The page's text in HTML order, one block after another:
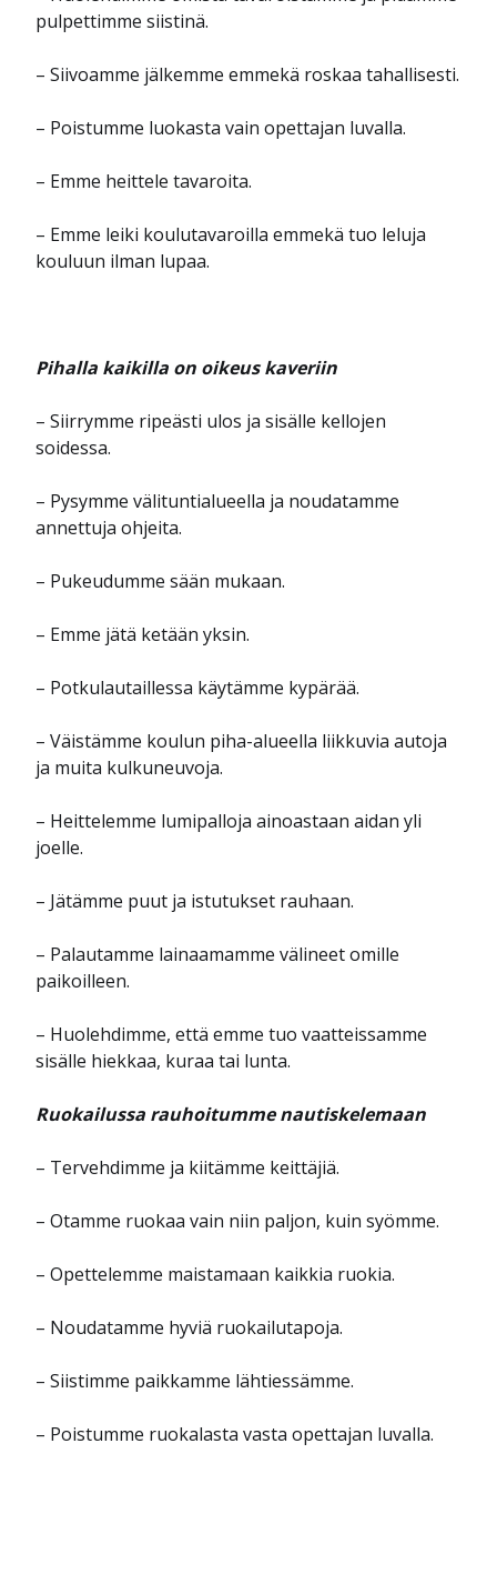
pulpettimme siistinä.
– Siivoamme jälkemme emmekä roskaa tahallisesti.
– Poistumme luokasta vain opettajan luvalla.
– Emme heittele tavaroita.
– Emme leiki koulutavaroilla emmekä tuo leluja
kouluun ilman lupaa.
Pihalla kaikilla on oikeus kaveriin
– Siirrymme ripeästi ulos ja sisälle kellojen
soidessa.
– Pysymme välituntialueella ja noudatamme
annettuja ohjeita.
– Pukeudumme sään mukaan.
– Emme jätä ketään yksin.
– Potkulautaillessa käytämme kypärää.
– Väistämme koulun piha-alueella liikkuvia autoja
ja muita kulkuneuvoja.
– Heittelemme lumipalloja ainoastaan aidan yli
joelle.
– Jätämme puut ja istutukset rauhaan.
– Palautamme lainaamamme välineet omille
paikoilleen.
– Huolehdimme, että emme tuo vaatteissamme
sisälle hiekkaa, kuraa tai lunta.
Ruokailussa rauhoitumme nautiskelemaan
– Tervehdimme ja kiitämme keittäjiä.
– Otamme ruokaa vain niin paljon, kuin syömme.
– Opettelemme maistamaan kaikkia ruokia.
– Noudatamme hyviä ruokailutapoja.
– Siistimme paikkamme lähtiessämme.
– Poistumme ruokalasta vasta opettajan luvalla.